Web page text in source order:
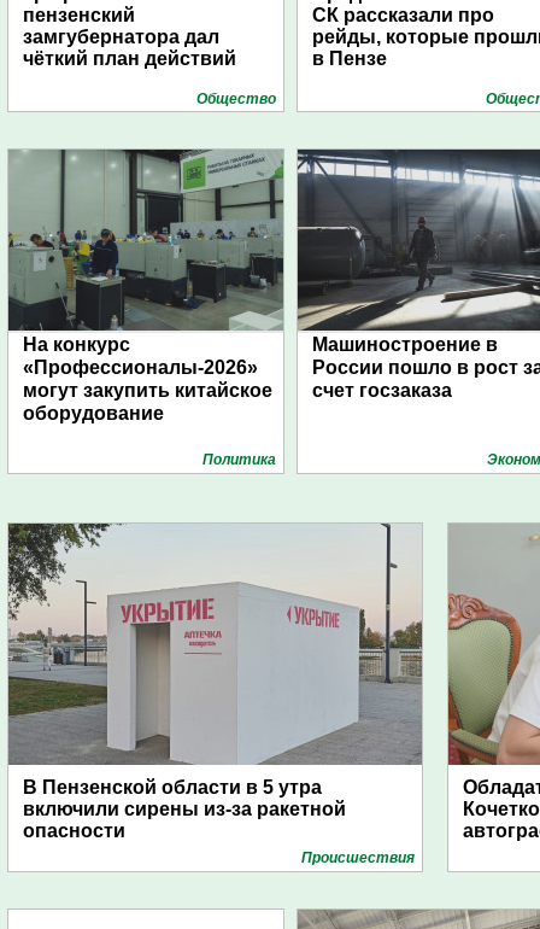
пензенский
замгубернатора дал
чёткий план действий
Общество
СК рассказали про
рейды, которые
в Пензе
На конкурс
«Профессионалы-2026»
могут закупить китайское
оборудование
Политика
Машиностроение в
России пошло в рост
счет госзаказа
В Пензенской области в 5 утра
включили сирены из-за ракетной
опасности
Проиcшествия